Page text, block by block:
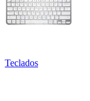
Teclados